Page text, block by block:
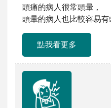
頭痛的病人很常頭暈，
頭暈的病人也比較容易有
點我看更多